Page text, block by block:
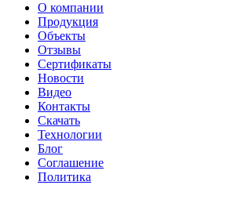
О компании
Продукция
Объекты
Отзывы
Сертификаты
Новости
Видео
Контакты
Скачать
Технологии
Блог
Соглашение
Политика